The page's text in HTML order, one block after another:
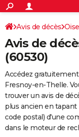
ACTUALITÉS
Politique
Société
Faits Divers
Education
Monde
Villes
+
SPORT
Coupe du monde 2026
Football
Tennis
Cyclisme
Rugby
Forum
FINANCE
Retraite
Impôts
Epargne
Immobilier
Risques naturels par
Banque
Assurance
Crédit
Essais
Réserver un essai
Citadines
Berlines
SUV
Forum auto
+
HIGH-TECH
Mobiles
Meilleur smartphone
Internet
Ordinateurs
Jeux vidéo
Guide high-tech
+
BRICOLAGE
Avis de décès Oise
Avis de
(60530)
Accédez
Fresnoy-en-Thelle.
trouver un avis de
plus ancien en
code postal) d'une
dans le moteur de